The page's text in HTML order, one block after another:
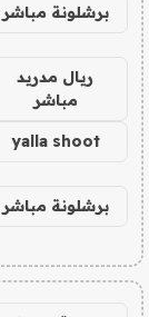
برشلونة مباشر
ريال مدريد
مباشر
yalla shoot
برشلونة مباشر